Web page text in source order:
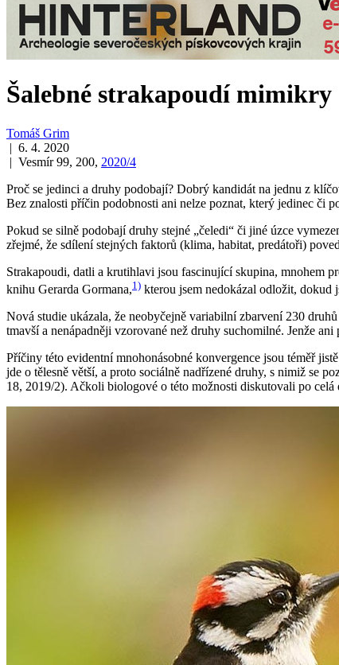
Šalebné strakapoudí mimikry
Tomáš Grim
| 6. 4. 2020
| Vesmír 99, 200, 2020/4
Proč se jedinci a druhy podobají? Dobrý kandidát na jednu z
Bez znalosti příčin podobnosti ani nelze poznat, který jedinec či
Pokud se silně podobají druhy stejné „čeledi“ či jiné úzce
zřejmé, že sdílení stejných faktorů (klima, habitat, predátoři)
Strakapoudi, datli a krutihlavi jsou fascinující skupina, mnohem
knihu Gerarda Gormana,1) kterou jsem nedokázal odložit, dokud
Nová studie ukázala, že neobyčejně variabilní zbarvení 230
tmavší a nenápadněji vzorované než druhy suchomilné. Jenže
Příčiny této evidentní mnohonásobné konvergence jsou téměř
jde o tělesně větší, a proto sociálně nadřízené druhy, s nimiž se
18, 2019/2). Ačkoli biologové o této možnosti diskutovali po